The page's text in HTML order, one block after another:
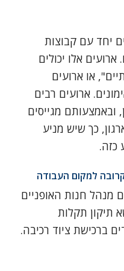
יחד עם קבוצות
אלו יכולים
או ארועים
ארועים רבים
ובאמצעותם מגייסים
כך שיש מניע
כזה.
למקום העבודה
מנהל חנות האופניים
תיקון תקלות
ברכישת ציוד רכיבה.